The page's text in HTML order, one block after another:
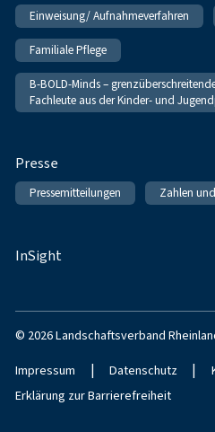
Einweisung/ Aufnahmeverfahren
Familiale Pflege
B-BOLD-Minds –
Fachleute aus der Kinder- und
Presse
Pressemitteilungen Zahlen
InSight
© 2026 Landschaftsverband
Impressum | Datenschutz |
Erklärung zur Barrierefreiheit